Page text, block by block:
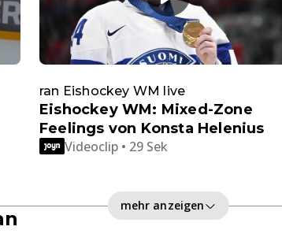
ran Eishockey WM live
Eishockey WM: Mixed-Zone
Feelings von Konsta Helenius
Videoclip • 29 Sek
mehr anzeigen